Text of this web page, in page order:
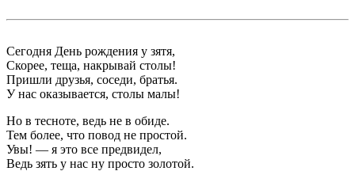
Сегодня День рождения у зятя,
Скорее, теща, накрывай столы!
Пришли друзья, соседи, братья.
У нас оказывается, столы малы!
Но в тесноте, ведь не в обиде.
Тем более, что повод не простой.
Увы! — я это все предвидел,
Ведь зять у нас ну просто золотой.